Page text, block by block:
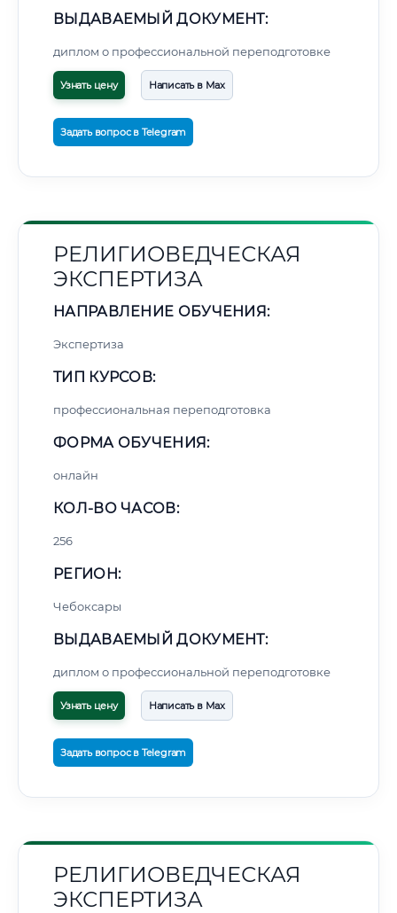
ВЫДАВАЕМЫЙ ДОКУМЕНТ:
диплом о профессиональной переподготовке
Узнать цену Написать в Max
Задать вопрос в Telegram
РЕЛИГИОВЕДЧЕСКАЯ
ЭКСПЕРТИЗА
НАПРАВЛЕНИЕ ОБУЧЕНИЯ:
Экспертиза
ТИП КУРСОВ:
профессиональная переподготовка
ФОРМА ОБУЧЕНИЯ:
онлайн
КОЛ-ВО ЧАСОВ:
256
РЕГИОН:
Чебоксары
ВЫДАВАЕМЫЙ ДОКУМЕНТ:
диплом о профессиональной переподготовке
Узнать цену Написать в Max
Задать вопрос в Telegram
РЕЛИГИОВЕДЧЕСКАЯ
ЭКСПЕРТИЗА